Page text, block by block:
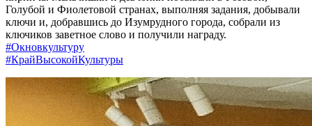
Голубой и Фиолетовой странах, выполняя задания, добывали
ключи и, добравшись до Изумрудного города, собрали из
ключиков заветное слово и получили награду.
#Окновкультуру
#КрайВысокойКультуры